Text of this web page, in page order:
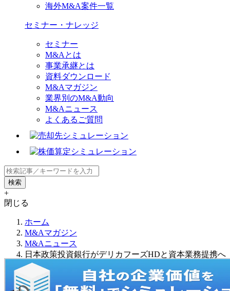
海外M&A案件一覧
セミナー・ナレッジ
セミナー
M&Aとは
事業承継とは
資料ダウンロード
M&Aマガジン
業界別のM&A動向
M&Aニュース
よくあるご質問
+
閉じる
ホーム
M&Aマガジン
M&Aニュース
日本政策投資銀行がデリカフーズHDと資本業務提携へ